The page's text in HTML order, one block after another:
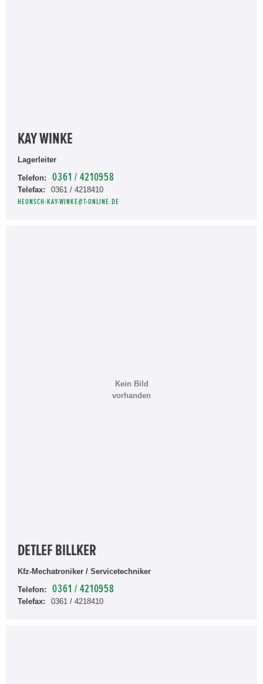
KAY WINKE
Lagerleiter
Telefon: 0361 / 4210958
Telefax: 0361 / 4218410
HEUNSCH-KAY-WINKE@T-ONLINE.DE
Kein Bild
vorhanden
DETLEF BILLKER
Kfz-Mechatroniker / Servicetechniker
Telefon: 0361 / 4210958
Telefax: 0361 / 4218410